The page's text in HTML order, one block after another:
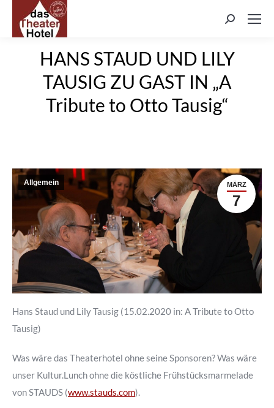
Search:
HANS STAUD UND LILY
TAUSIG ZU GAST IN „A
Tribute to Otto Tausig“
MÄRZ
7
Allgemein
Hans Staud und Lily Tausig (15.02.2020 in: A Tribute to Otto
Tausig)
Was wäre das Theaterhotel ohne seine Sponsoren? Was wäre
unser Kultur.Lunch ohne die köstliche Frühstücksmarmelade
von STAUDS (www.stauds.com).